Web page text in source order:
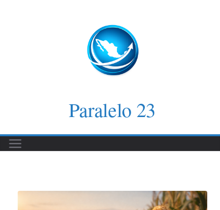
Paralelo 23